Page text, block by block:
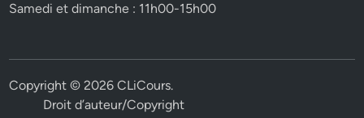
Samedi et dimanche : 11h00-15h00
Copyright © 2026CLiCours.
Droit d’auteur/Copyright